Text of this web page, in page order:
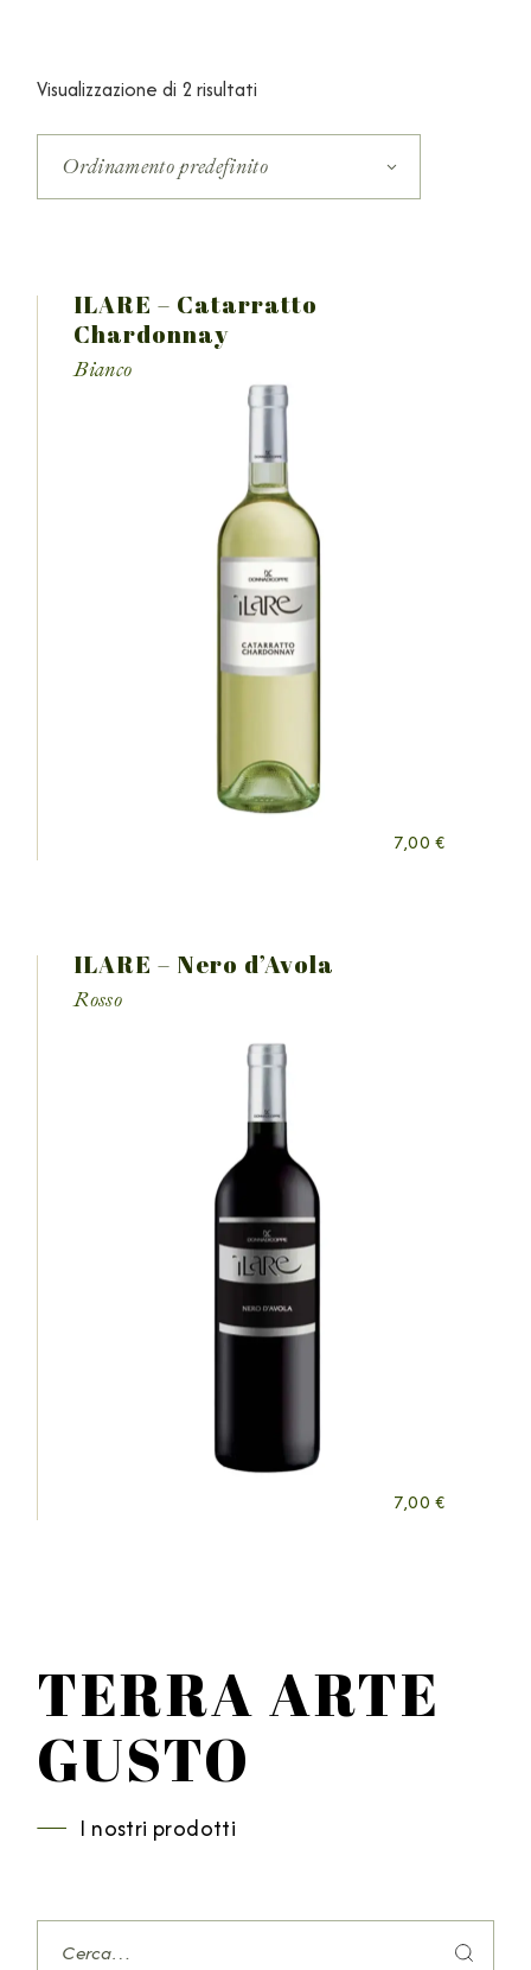
Visualizzazione di 2 risultati
Ordinamento predefinito
ILARE – Catarratto
Chardonnay
Bianco
7,00€
ILARE – Nero d’Avola
Rosso
7,00€
TERRA ARTE
GUSTO
I nostri prodotti
Search